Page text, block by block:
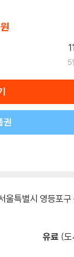
5
권
울특별시 영등포
유료 (